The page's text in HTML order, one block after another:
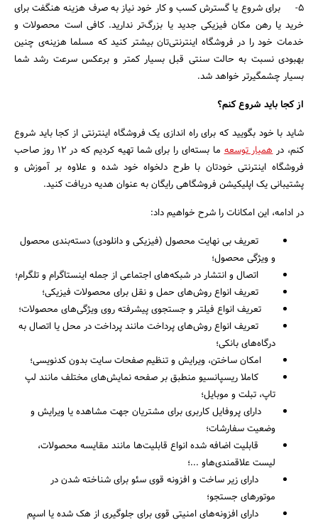
5- برای شروع یا گسترش کسب و کار خود نیاز به صرف هزینه هنگفت برای
خرید یا رهن مکان فیزیکی جدید یا بزرگ‌تر ندارید. کافی‌ است محصولات و
خدمات خود را در فروشگاه اینترنتی‌تان بیشتر کنید که مسلما هزینه‌ی چنین
بهبودی نسبت به حالت سنتی قبل بسیار کمتر و برعکس سرعت رشد شما
بسیار چشمگیرتر خواهد شد.
از کجا باید شروع کنم؟
شاید با خود بگویید که برای راه‌ اندازی یک فروشگاه اینترنتی از کجا باید شروع
کنم، درهمیار توسعه
ما بسته‌ای را برای شما تهیه کردیم که در 12 روز صاحب
فروشگاه اینترنتی خودتان با طرح دلخواه خود شده و علاوه بر آموزش و
پشتیبانی یک اپلیکیشن فروشگاهی رایگان به عنوان هدیه دریافت کنید.
در ادامه، این امکانات را شرح خواهیم داد:
تعریف بی نهایت محصول (فیزیکی و دانلودی) دسته‌بندی محصول
و ویژگی محصول؛
اتصال و انتشار در شبکه‌های اجتماعی از جمله اینستاگرام و تلگرام؛
تعریف انواع روش‌های حمل و نقل برای محصولات فیزیکی؛
تعریف انواع فیلتر و جستجوی پیشرفته روی ویژگی‌های محصولات؛
تعریف انواع روش‌های پرداخت مانند پرداخت در محل یا اتصال به
درگاه‌های بانکی؛
امکان ساختن، ویرایش و تنظیم صفحات سایت بدون کدنویسی؛
کاملا ریسپانسیو منطبق بر صفحه نمایش‌های مختلف مانند لپ
تاپ، تبلت و موبایل؛
دارای پروفایل کاربری برای مشتریان جهت مشاهده یا ویرایش و
وضعیت سفارشات؛
قابلیت اضافه شده انواع قابلیت‌ها مانند مقایسه محصولات،
لیست علاقمندی‌هاو ...؛
دارای زیر ساخت و افزونه قوی سئو برای شناخته شدن در
موتورهای جستجو؛
دارای افزونه‌های امنیتی قوی برای جلوگیری از هک شده یا اسپم